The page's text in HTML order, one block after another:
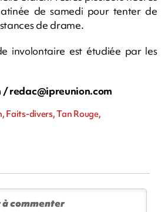
de samedi pour tenter de
de drame.
involontaire est étudiée par les
/redac@ipreunion.com
Faits-divers, Tan Rouge,